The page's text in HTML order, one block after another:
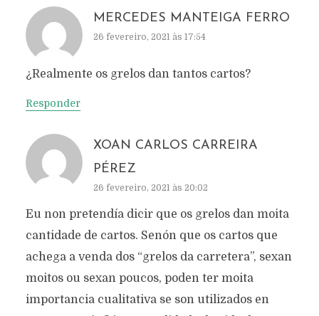
MERCEDES MANTEIGA FERRO
26 fevereiro, 2021 às 17:54
¿Realmente os grelos dan tantos cartos?
Responder
XOAN CARLOS CARREIRA
PÉREZ
26 fevereiro, 2021 às 20:02
Eu non pretendía dicir que os grelos dan moita
cantidade de cartos. Senón que os cartos que
achega a venda dos “grelos da carretera”, sexan
moitos ou sexan poucos, poden ter moita
importancia cualitativa se son utilizados en